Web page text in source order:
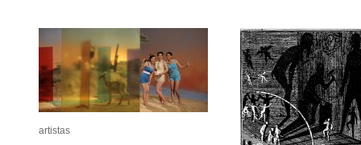
artistas
artistas